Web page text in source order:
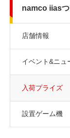
namco iias
店舗情報
イベント&ニュ
入荷プライズ
設置ゲーム機